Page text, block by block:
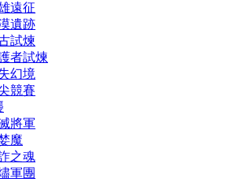
遠征
遺跡
試煉
者試煉
幻境
競賽
將軍
魔
之魂
軍團